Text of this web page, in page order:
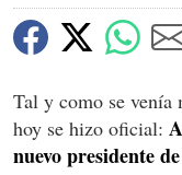
Tal y como se venía
hoy se hizo oficial:
nuevo presidente